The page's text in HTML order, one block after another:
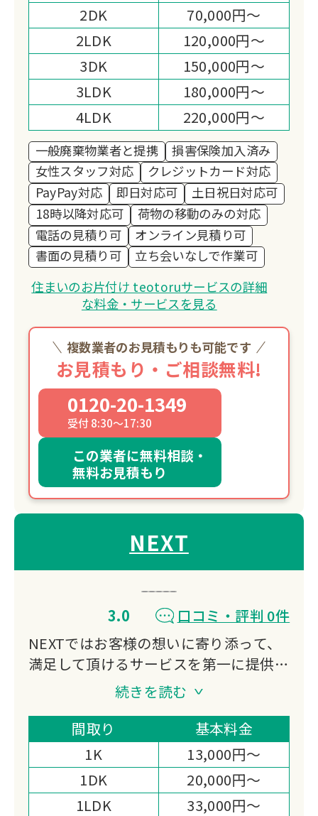
2DK
70,000円～
2LDK
120,000円～
3DK
150,000円～
3LDK
180,000円～
4LDK
220,000円～
一般廃棄物業者と提携
損害保険加入済み
女性スタッフ対応
クレジットカード対応
PayPay対応
即日対応可
土日祝日対応可
18時以降対応可
荷物の移動のみの対応
電話の見積り可
オンライン見積り可
書面の見積り可
立ち会いなしで作業可
住まいのお片付け teotoruサービスの詳細
な料金・サービスを見る
複数業者のお見積もりも可能です
お見積もり・ご相談無料!
0120-20-1349
受付 8:30～17:30
この業者に無料相談・
無料お見積もり
NEXT
3.0
口コミ・評判 0件
NEXTではお客様の想いに寄り添って、
満足して頂けるサービスを第一に提供し
どんなお困りごとでもできる限り、ご対
応させて頂きます。
お見積り・相談だけでも無料でご対応致
しますので、ご安心ください。
続きを読む
間取り
基本料金
1K
13,000円～
1DK
20,000円～
1LDK
33,000円～